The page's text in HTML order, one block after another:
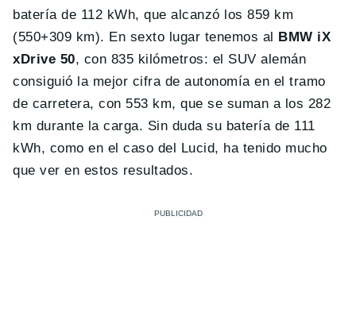
batería de 112 kWh, que alcanzó los 859 km
(550+309 km). En sexto lugar tenemos al
BMW iX
xDrive 50, con 835 kilómetros: el SUV alemán
consiguió la mejor cifra de autonomía en el tramo
de carretera, con 553 km, que se suman a los 282
km durante la carga. Sin duda su batería de 111
kWh, como en el caso del Lucid, ha tenido mucho
que ver en estos resultados.